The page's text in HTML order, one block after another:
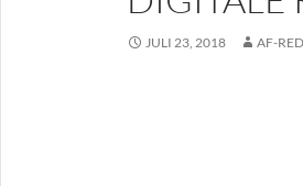
JULI 23, 2018 AF-